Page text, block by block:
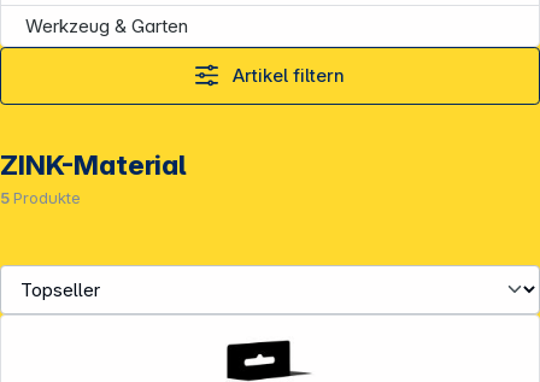
Werkzeug & Garten
Artikel filtern
ZINK-Material
5 Produkte